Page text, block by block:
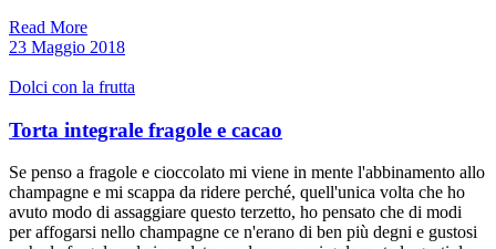
Read More
23 Maggio 2018
Dolci con la frutta
Torta integrale fragole e cacao
Se penso a fragole e cioccolato mi viene in mente l'abbinamento allo
champagne e mi scappa da ridere perché, quell'unica volta che ho
avuto modo di assaggiare questo terzetto, ho pensato che di modi
per affogarsi nello champagne ce n'erano di ben più degni e gustosi